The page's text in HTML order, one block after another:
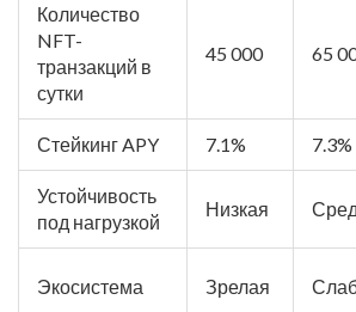
Количество
NFT-
транзакций в
сутки
45 000 65
Стейкинг APY 7.1% 7.3%
Устойчивость
под нагрузкой
Низкая
Экосистема Зрелая